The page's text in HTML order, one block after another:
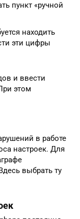
пункт «ручной
находить
эти цифры
и ввести
этом
в работе
настроек. Для
выбрать ту